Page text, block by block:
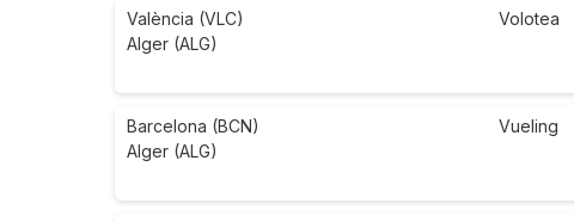
València (VLC)
Alger (ALG)
Volotea
Barcelona (BCN)
Alger (ALG)
Vueling